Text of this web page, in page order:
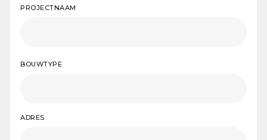
PROJECTNAAM
BOUWTYPE
ADRES